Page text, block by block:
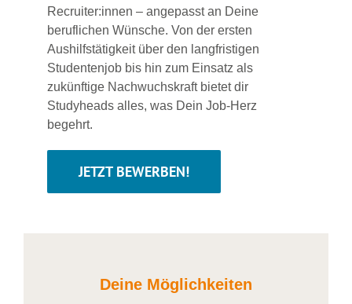
Recruiter:innen – angepasst an Deine
beruflichen Wünsche. Von der ersten
Aushilfstätigkeit über den langfristigen
Studentenjob bis hin zum Einsatz als
zukünftige Nachwuchskraft bietet dir
Studyheads alles, was Dein Job-Herz
begehrt.
JETZT BEWERBEN!
Deine Möglichkeiten